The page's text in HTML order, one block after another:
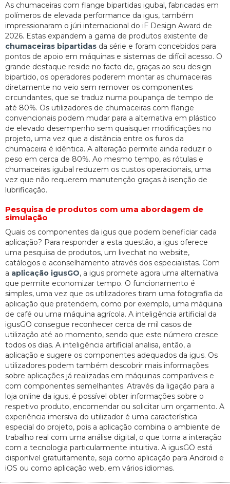
As chumaceiras com flange bipartidas igubal, fabricadas em
polímeros de elevada performance da igus, também
impressionaram o júri internacional do iF Design Award de
2026. Estas expandem a gama de produtos existente de
chumaceiras bipartidas da série e foram concebidos para
pontos de apoio em máquinas e sistemas de difícil acesso. O
grande destaque reside no facto de, graças ao seu design
bipartido, os operadores poderem montar as chumaceiras
diretamente no veio sem remover os componentes
circundantes, que se traduz numa poupança de tempo de
até 80%. Os utilizadores de chumaceiras com flange
convencionais podem mudar para a alternativa em plástico
de elevado desempenho sem quaisquer modificações no
projeto, uma vez que a distância entre os furos da
chumaceira é idêntica. A alteração permite ainda reduzir o
peso em cerca de 80%. Ao mesmo tempo, as rótulas e
chumaceiras igubal reduzem os custos operacionais, uma
vez que não requerem manutenção graças à isenção de
lubrificação.
Pesquisa de produtos com uma abordagem de
simulação
Quais os componentes da igus que podem beneficiar cada
aplicação? Para responder a esta questão, a igus oferece
uma pesquisa de produtos, um livechat no website,
catálogos e aconselhamento através dos especialistas. Com
a aplicação igusGO, a igus promete agora uma alternativa
que permite economizar tempo. O funcionamento é
simples, uma vez que os utilizadores tiram uma fotografia da
aplicação que pretendem, como por exemplo, uma máquina
de café ou uma máquina agrícola. A inteligência artificial da
igusGO consegue reconhecer cerca de mil casos de
utilização até ao momento, sendo que este número cresce
todos os dias. A inteligência artificial analisa, então, a
aplicação e sugere os componentes adequados da igus. Os
utilizadores podem também descobrir mais informações
sobre aplicações já realizadas em máquinas comparáveis e
com componentes semelhantes. Através da ligação para a
loja online da igus, é possível obter informações sobre o
respetivo produto, encomendar ou solicitar um orçamento. A
experiência imersiva do utilizador é uma característica
especial do projeto, pois a aplicação combina o ambiente de
trabalho real com uma análise digital, o que torna a interação
com a tecnologia particularmente intuitiva. A igusGO está
disponível gratuitamente, seja como aplicação para Android e
iOS ou como aplicação web, em vários idiomas.